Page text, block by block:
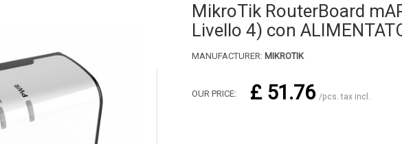
MikroTik RouterBoard
Livello 4) con
MANUFACTURER: MIKROTIK
OUR PRICE: £ 51.76 /pcs. tax incl.